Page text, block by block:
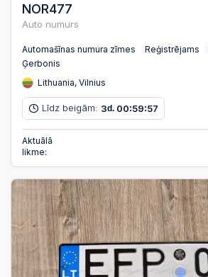
NOR477
Auto numurs
Automašīnas numura zīmes Reģistrējams
Ģerbonis
Lithuania, Vilnius
Līdz beigām: 3d. 00:59:56
Aktuālā
likme: